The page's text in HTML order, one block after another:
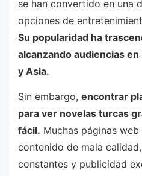
se han convertido en una
opciones de
Su popularidad ha
alcanzando audiencias
y Asia.
Sin embargo, encontrar
para ver novelas turcas
fácil. Muchas páginas
contenido de mala
constantes y publicidad